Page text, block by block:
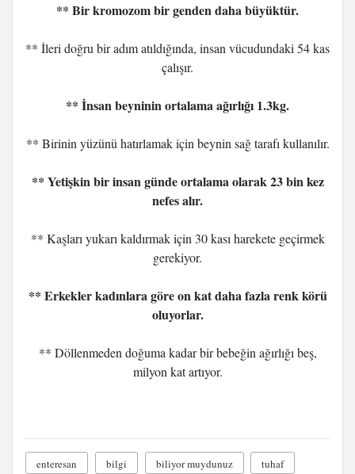
** Bir kromozom bir genden daha büyüktür.
** İleri doğru bir adım atıldığında, insan vücudundaki 54 kas
çalışır.
** İnsan beyninin ortalama ağırlığı 1.3kg.
** Birinin yüzünü hatırlamak için beynin sağ tarafı kullanılır.
** Yetişkin bir insan günde ortalama olarak 23 bin kez
nefes alır.
** Kaşları yukarı kaldırmak için 30 kası harekete geçirmek
gerekiyor.
** Erkekler kadınlara göre on kat daha fazla renk körü
oluyorlar.
** Döllenmeden doğuma kadar bir bebeğin ağırlığı beş,
milyon kat artıyor.
enteresan bilgi biliyor muydunuz tuhaf